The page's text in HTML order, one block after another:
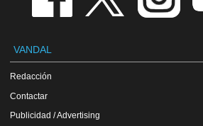
VANDAL
Redacción
Contactar
Publicidad / Advertising